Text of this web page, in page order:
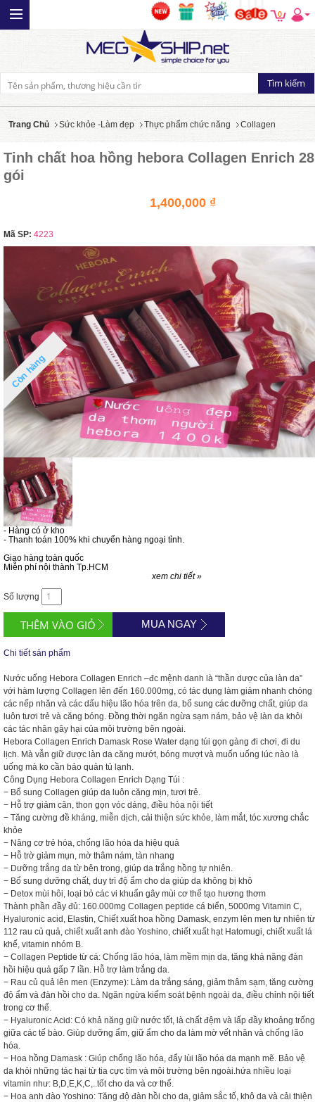
0
Trang Chủ Sức khỏe -Làm đẹp Thực phẩm chức năng Collagen
Tinh chất hoa hồng hebora Collagen Enrich 28
gói
1,400,000 ₫
Mã SP: 4223
Còn hàng
- Hàng có ở kho
- Thanh toán 100% khi chuyển hàng ngoại tỉnh.
Giao hàng toàn quốc
Miễn phí nội thành Tp.HCM
xem chi tiết »
Số lượng
MUA NGAY
Chi tiết sản phẩm
Nước uống Hebora Collagen Enrich –đc mệnh danh là “thần dược của làn da”
với hàm lượng Collagen lên đến 160.000mg, có tác dụng làm giảm nhanh chóng
các nếp nhăn và các dấu hiệu lão hóa trên da, bổ sung các dưỡng chất, giúp da
luôn tươi trẻ và căng bóng. Đồng thời ngăn ngừa sạm nám, bảo vệ làn da khỏi
các tác nhân gây hại của môi trường bên ngoài.
Hebora Collagen Enrich Damask Rose Water dạng túi gọn gàng đi chơi, đi du
lịch. Mà vẫn giữ được làn da căng mướt, bóng mượt và muốn uống lúc nào là
uống mà ko cần bảo quản tủ lạnh.
Công Dụng Hebora Collagen Enrich Dạng Túi :
− Bổ sung Collagen giúp da luôn căng mịn, tươi trẻ.
− Hỗ trợ giảm cân, thon gọn vóc dáng, điều hòa nội tiết
− Tăng cường đề kháng, miễn dịch, cải thiện sức khỏe, làm mắt, tóc xương chắc
khỏe
− Nâng cơ trẻ hóa, chống lão hóa da hiệu quả
− Hỗ trờ giảm mụn, mờ thâm nám, tàn nhang
− Dưỡng trắng da từ bên trong, giúp da trắng hồng tự nhiên.
− Bổ sung dưỡng chất, duy trì độ ẩm cho da giúp da không bị khô
− Detox mùi hôi, loại bỏ các vi khuẩn gây mùi cơ thể tạo hương thơm
Thành phần đầy đủ: 160.000mg Collagen peptide cá biển, 5000mg Vitamin C,
Hyaluronic acid, Elastin, Chiết xuất hoa hồng Damask, enzym lên men tự nhiên từ
112 rau củ quả, chiết xuất anh đào Yoshino, chiết xuất hạt Hatomugi, chiết xuất lá
khế, vitamin nhóm B.
− Collagen Peptide từ cá: Chống lão hóa, làm mềm mịn da, tăng khả năng đàn
hồi hiệu quả gấp 7 lần. Hỗ trợ làm trắng da.
− Rau củ quả lên men (Enzyme): Làm da trắng sáng, giảm thâm sạm, tăng cường
độ ẩm và đàn hồi cho da. Ngăn ngừa kiểm soát bệnh ngoài da, điều chỉnh nội tiết
trong cơ thể.
− Hyaluronic Acid: Có khả năng giữ nước tốt, là chất đệm và lấp đầy khoảng trống
giữa các tế bào. Giúp dưỡng ẩm, giữ ẩm cho da làm mờ vết nhăn và chống lão
hóa.
− Hoa hồng Damask : Giúp chống lão hóa, đẩy lùi lão hóa da mạnh mẽ. Bảo vệ
da khỏi những tác hại từ tia cực tím và môi trường bên ngoài.hứa nhiều loại
vitamin như: B,D,E,K,C,..tốt cho da và cơ thể.
− Hoa anh đào Yoshino: Tăng độ đàn hồi cho da, giảm sắc tố, khô da và cải thiện